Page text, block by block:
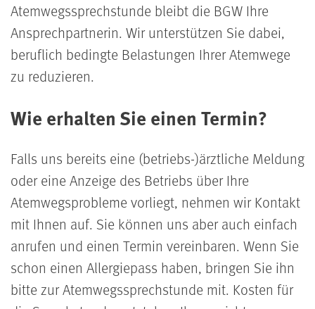
Atemwegssprechstunde bleibt die BGW Ihre
Ansprechpartnerin. Wir unterstützen Sie dabei,
beruflich bedingte Belastungen Ihrer Atemwege
zu reduzieren.
Wie erhalten Sie einen Termin?
Falls uns bereits eine (betriebs-)ärztliche Meldung
oder eine Anzeige des Betriebs über Ihre
Atemwegsprobleme vorliegt, nehmen wir Kontakt
mit Ihnen auf. Sie können uns aber auch einfach
anrufen und einen Termin vereinbaren. Wenn Sie
schon einen Allergiepass haben, bringen Sie ihn
bitte zur Atemwegssprechstunde mit. Kosten für